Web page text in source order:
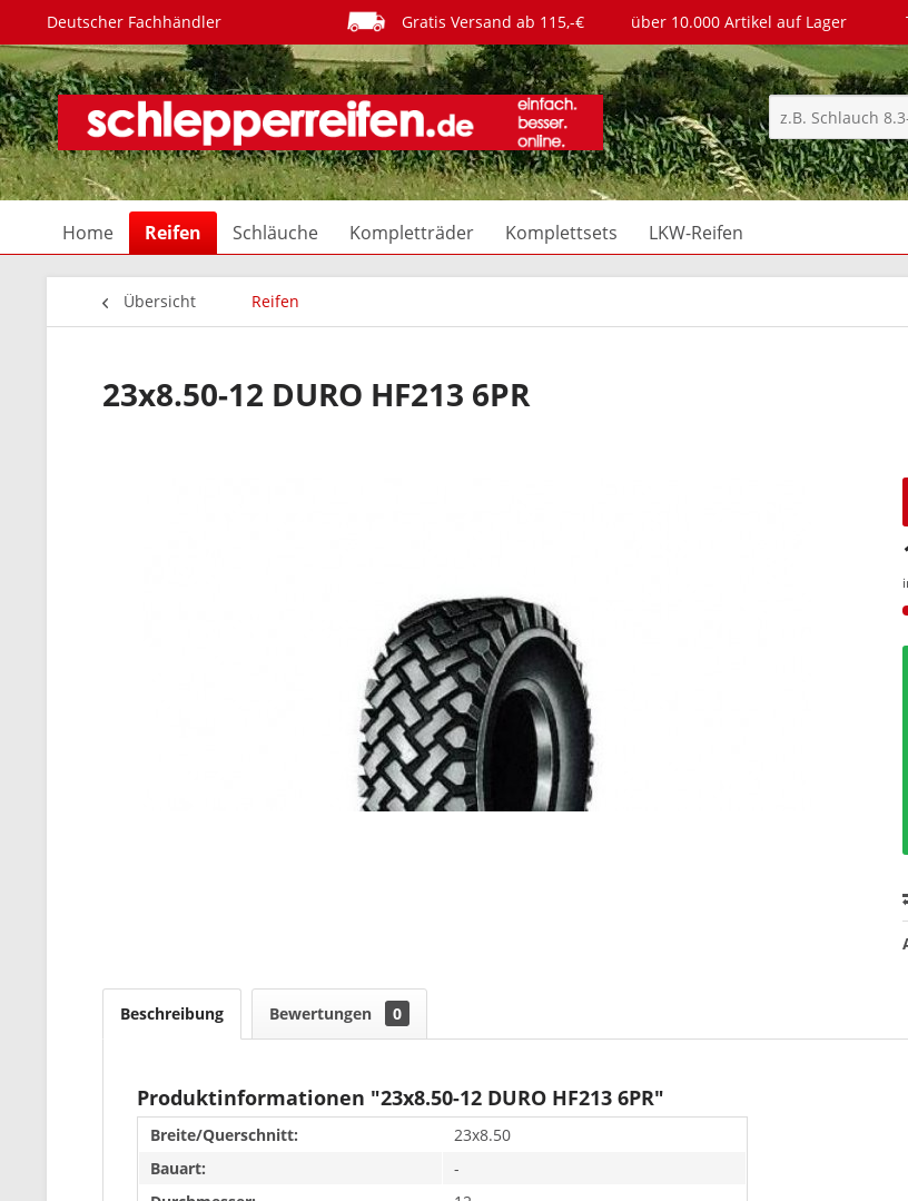
Deutscher Fachhändler Gratis Versand ab 115,-€ über 10.000 Artikel auf Lager
Home Reifen Schläuche Kompletträder Komplettsets LKW-Reifen
Übersicht Reifen
23x8.50-12 DURO HF213 6PR
Beschreibung Bewertungen 0
Produktinformationen "23x8.50-12 DURO HF213 6PR"
Breite/Querschnitt:
23x8.50
Bauart:
-